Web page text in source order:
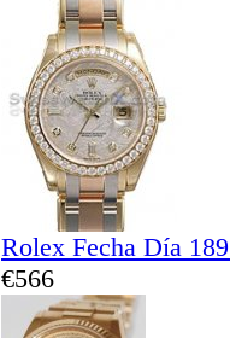
Rolex Fecha Día
€566